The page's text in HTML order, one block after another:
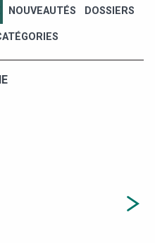
NOUVEAUTÉS DOSSIERS